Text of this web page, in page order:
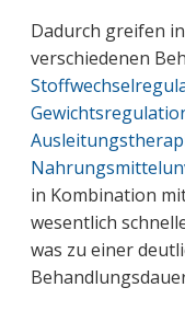
Dadurch greifen
verschiedenen
in Kombination
wesentlich
was zu einer